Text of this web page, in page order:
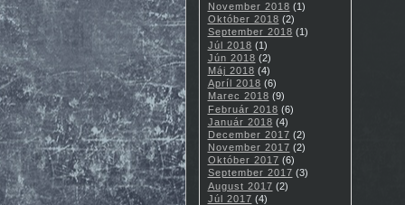
November 2018 (1)
Október 2018 (2)
September 2018 (1)
Júl 2018 (1)
Jún 2018 (2)
Máj 2018 (4)
Apríl 2018 (6)
Marec 2018 (9)
Február 2018 (6)
Január 2018 (4)
December 2017 (2)
November 2017 (2)
Október 2017 (6)
September 2017 (3)
August 2017 (2)
Júl 2017 (4)